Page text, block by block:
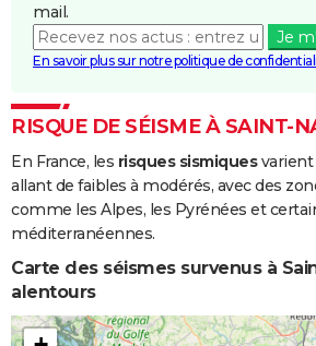
Inondations
et/ou
Boue
25/12/1999 29/12/
mail.
Je
En savoir plus sur notre politique de
RISQUE DE SÉISME À SAINT-
En France, les risques sismiquesvarient
allant de faibles à modérés, avec des
comme les Alpes, les Pyrénées et
méditerranéennes.
Carte des séismes survenus à
alentours